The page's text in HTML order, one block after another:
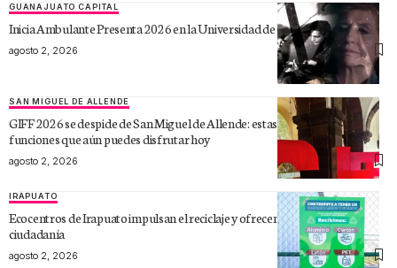
GUANAJUATO CAPITAL
Inicia Ambulante Presenta 2026 en la Universidad de Guanajuato
agosto 2, 2026
SAN MIGUEL DE ALLENDE
GIFF 2026 se despide de San Miguel de Allende: estas son las últimas
funciones que aún puedes disfrutar hoy
agosto 2, 2026
IRAPUATO
Ecocentros de Irapuato impulsan el reciclaje y ofrecen beneficios a la
ciudadanía
agosto 2, 2026